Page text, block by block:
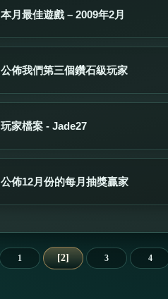
本月最佳遊戲 – 2009年2月
公佈我們第三個鑽石級玩家
玩家檔案 - Jade27
公佈12月份的每月抽獎贏家
1 2 3 4